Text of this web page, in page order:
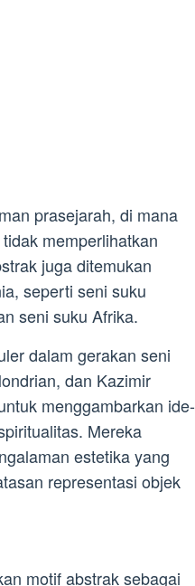
prasejarah, di mana
memperlihatkan
juga ditemukan
seperti seni suku
seni suku Afrika.
dalam gerakan seni
dan Kazimir
menggambarkan ide-
Mereka
estetika yang
representasi objek
motif abstrak sebagai